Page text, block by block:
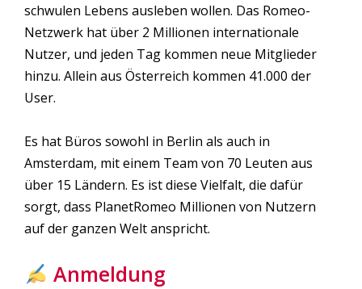
schwulen Lebens ausleben wollen. Das Romeo-
Netzwerk hat über 2 Millionen internationale
Nutzer, und jeden Tag kommen neue Mitglieder
hinzu. Allein aus Österreich kommen 41.000 der
User.
Es hat Büros sowohl in Berlin als auch in
Amsterdam, mit einem Team von 70 Leuten aus
über 15 Ländern. Es ist diese Vielfalt, die dafür
sorgt, dass PlanetRomeo Millionen von Nutzern
auf der ganzen Welt anspricht.
Anmeldung